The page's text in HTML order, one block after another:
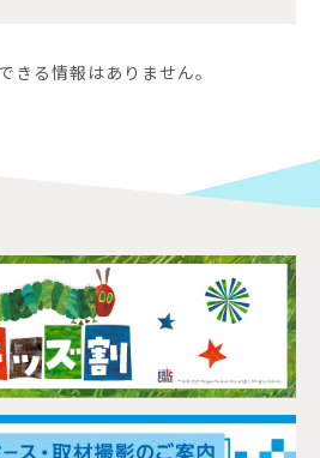
きる情報はありません。